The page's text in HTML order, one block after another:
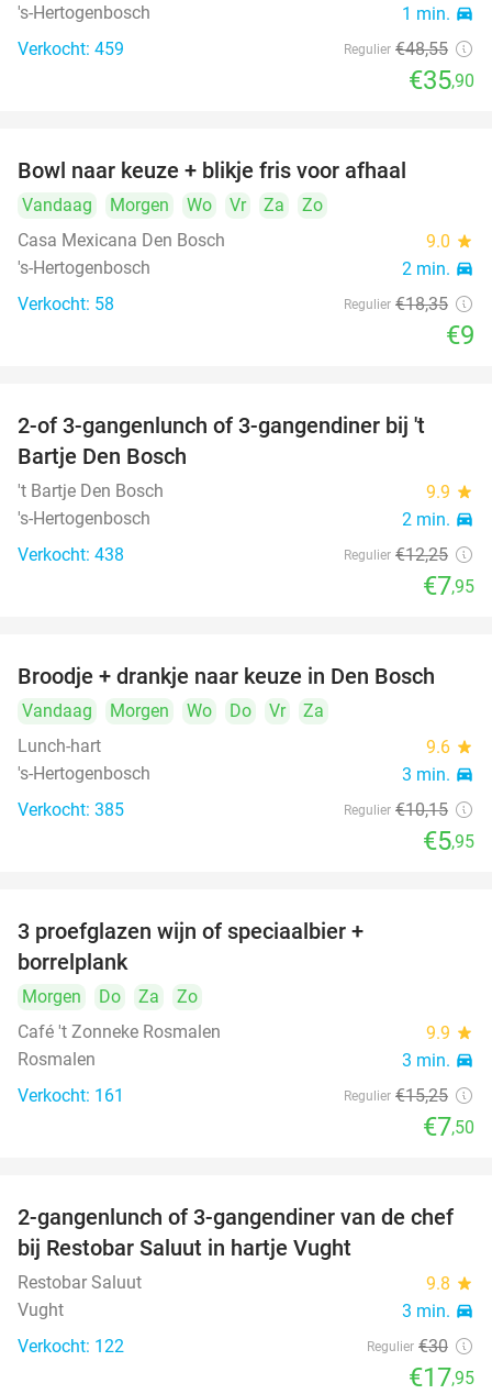
's-Hertogenbosch 1 min. directions_car
Verkocht: 459 Regulier €48,55
€35,90
Bowl naar keuze + blikje fris voor afhaal
Vandaag Morgen Wo Vr Za
Zo
Casa Mexicana Den Bosch
9.0 star
's-Hertogenbosch 2 min. directions_car
Verkocht: 58 Regulier €18,35
€9
35%
2-of 3-gangenlunch of 3-gangendiner bij 't
Bartje Den Bosch
't Bartje Den Bosch 9.9 star
's-Hertogenbosch 2 min. directions_car
Verkocht: 438 Regulier €12,25
€7,95
41%
Broodje + drankje naar keuze in Den Bosch
Vandaag Morgen Wo Do Vr
Za
Lunch-hart
9.6 star
's-Hertogenbosch 3 min. directions_car
Verkocht: 385 Regulier €10,15
€5,95
3 proefglazen wijn of speciaalbier +
borrelplank
Morgen Do Za
Zo
Café 't Zonneke Rosmalen
9.9 star
Rosmalen 3 min. directions_car
Verkocht: 161 Regulier €15,25
€7,50
40%
2-gangenlunch of 3-gangendiner van de chef
bij Restobar Saluut in hartje Vught
Restobar Saluut 9.8 star
Vught 3 min. directions_car
Verkocht: 122 Regulier €30
€17,95